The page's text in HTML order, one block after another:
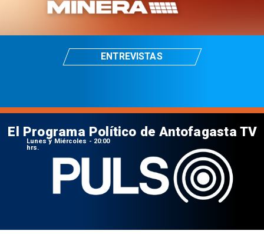
ENTREVISTAS
El Programa Político de Antofagasta TV
Lunes y Miércoles - 20:00
hrs.